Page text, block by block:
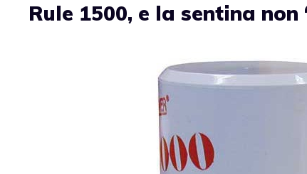
Rule 1500, e la sentina non